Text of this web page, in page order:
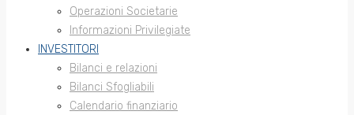
Operazioni Societarie
Informazioni Privilegiate
INVESTITORI
Bilanci e relazioni
Bilanci Sfogliabili
Calendario finanziario